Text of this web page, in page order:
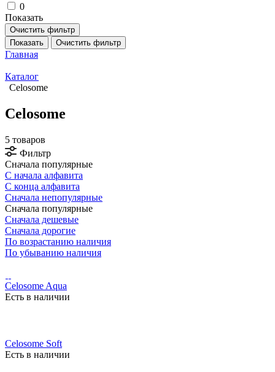
0
Показать
Очистить фильтр
Показать
Очистить фильтр
Главная
Каталог
Celosome
Celosome
5 товаров
Фильтр
Сначала популярные
С начала алфавита
С конца алфавита
Сначала непопулярные
Сначала популярные
Сначала дешевые
Сначала дорогие
По возрастанию наличия
По убыванию наличия
Celosome Aqua
Есть в наличии
Celosome Soft
Есть в наличии